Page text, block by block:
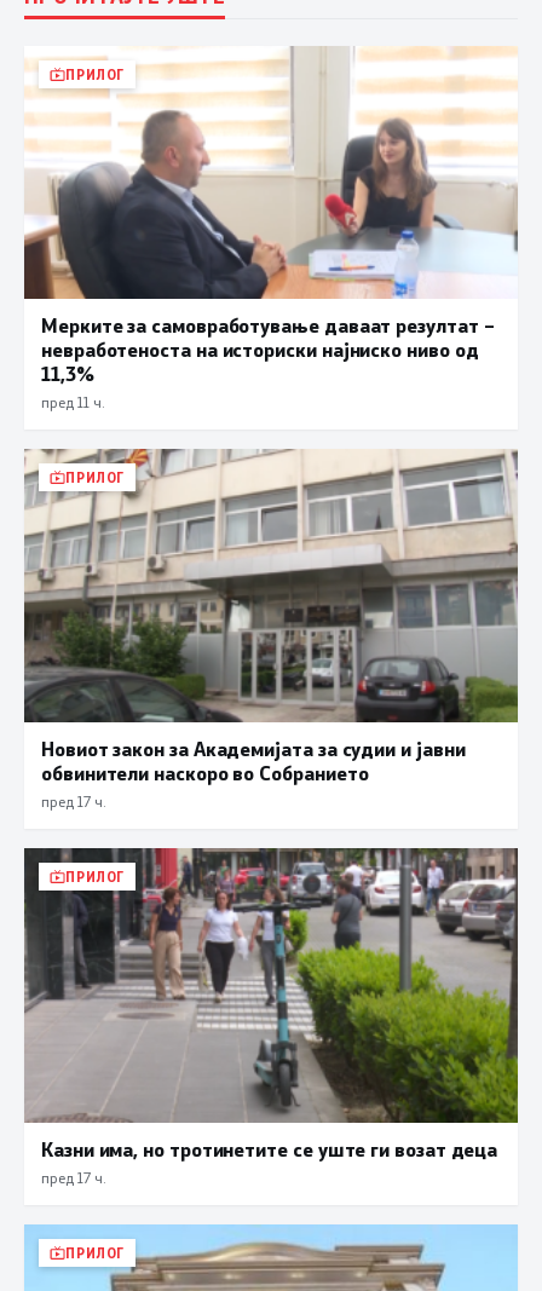
ПРИЛОГ
Мерките за самовработување даваат резултат –
невработеноста на историски најниско ниво од
11,3%
пред 11 ч.
ПРИЛОГ
Новиот закон за Академијата за судии и јавни
обвинители наскоро во Собранието
пред 17 ч.
ПРИЛОГ
Казни има, но тротинетите се уште ги возат деца
пред 17 ч.
ПРИЛОГ